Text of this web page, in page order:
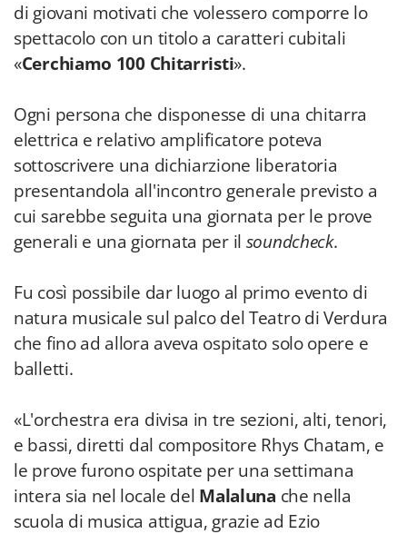
di giovani motivati che volessero comporre lo
spettacolo con un titolo a caratteri cubitali
«Cerchiamo 100 Chitarristi».
Ogni persona che disponesse di una chitarra
elettrica e relativo amplificatore poteva
sottoscrivere una dichiarzione liberatoria
presentandola all'incontro generale previsto a
cui sarebbe seguita una giornata per le prove
generali e una giornata per il soundcheck.
Fu così possibile dar luogo al primo evento di
natura musicale sul palco del Teatro di Verdura
che fino ad allora aveva ospitato solo opere e
balletti.
«L'orchestra era divisa in tre sezioni, alti, tenori,
e bassi, diretti dal compositore Rhys Chatam, e
le prove furono ospitate per una settimana
intera sia nel locale del Malaluna che nella
scuola di musica attigua, grazie ad Ezio